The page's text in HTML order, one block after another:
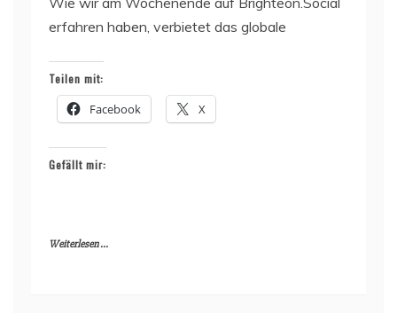
erfahren haben, verbietet das globale
Teilen mit:
Facebook X
Gefällt mir:
Weiterlesen ...